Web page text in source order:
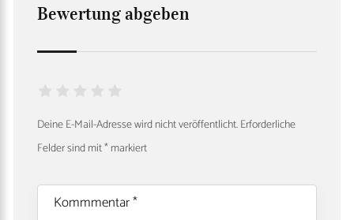
Bewertung abgeben
Deine E-Mail-Adresse wird nicht veröffentlicht.Erforderliche
Felder sind mit*markiert